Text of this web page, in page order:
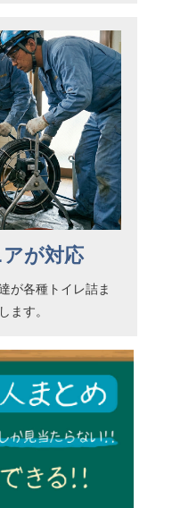
が対応
が各種トイレ詰ま
ます。